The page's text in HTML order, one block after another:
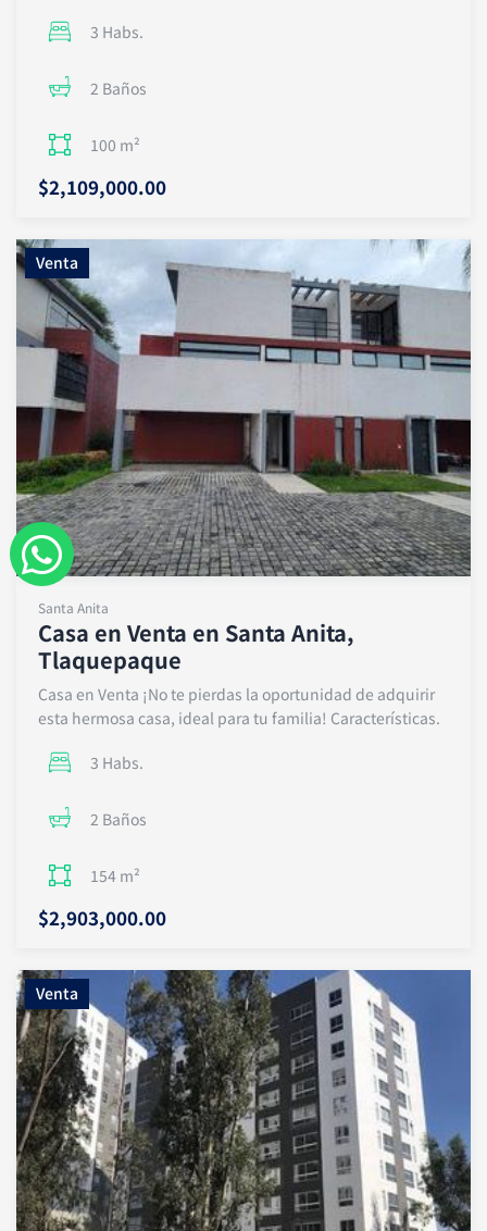
W
h
a
t
s
a
p
p
3 Habs.
2 Baños
100 m²
$2,109,000.00
Venta
Santa Anita
Casa en Venta en Santa Anita,
Tlaquepaque
Casa en Venta ¡No te pierdas la oportunidad de adquirir
esta hermosa casa, ideal para tu familia! Características.
3 Habs.
2 Baños
154 m²
$2,903,000.00
Venta